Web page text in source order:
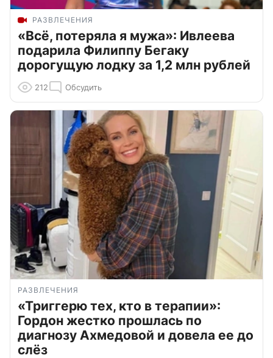
РАЗВЛЕЧЕНИЯ
«Всё, потеряла я мужа»: Ивлеева
подарила Филиппу Бегаку
дорогущую лодку за 1,2 млн рублей
212 Обсудить
РАЗВЛЕЧЕНИЯ
«Триггерю тех, кто в терапии»:
Гордон жестко прошлась по
диагнозу Ахмедовой и довела ее до
слёз